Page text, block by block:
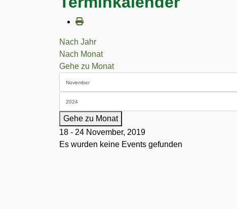
Nach Jahr
Nach Monat
Gehe zu Monat
Gehe zu Monat
18 - 24 November, 2019
Es wurden keine Events gefunden